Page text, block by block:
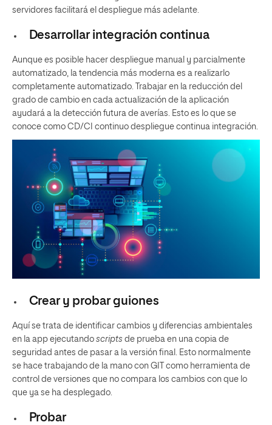
servidores facilitará el despliegue más adelante.
Desarrollar integración continua
Aunque es posible hacer despliegue manual y parcialmente
automatizado, la tendencia más moderna es a realizarlo
completamente automatizado. Trabajar en la reducción del
grado de cambio en cada actualización de la aplicación
ayudará a la detección futura de averías. Esto es lo que se
conoce como CD/CI continuo despliegue continua integración.
Crear y probar guiones
Aquí se trata de identificar cambios y diferencias ambientales
en la app ejecutando scripts de prueba en una copia de
seguridad antes de pasar a la versión final. Esto normalmente
se hace trabajando de la mano con GIT como herramienta de
control de versiones que no compara los cambios con que lo
que ya se ha desplegado.
Probar